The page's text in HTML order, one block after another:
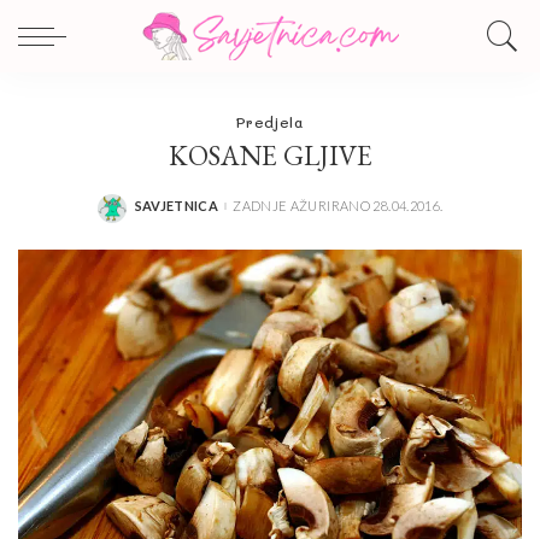
Predjela
KOSANE GLJIVE
POSTED
SAVJETNICA ZADNJE AŽURIRANO 28.04.2016.